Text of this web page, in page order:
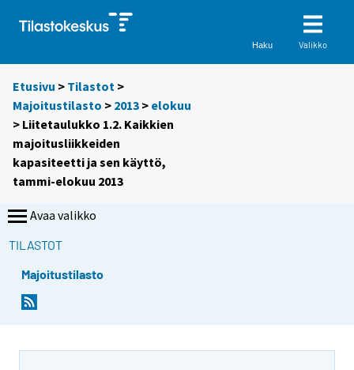
Haku Valikko
Etusivu > Tilastot >
Majoitustilasto > 2013 > elokuu
> Liitetaulukko 1.2. Kaikkien
majoitusliikkeiden
kapasiteetti ja sen käyttö,
tammi-elokuu 2013
Avaa valikko
TILASTOT
Majoitustilasto